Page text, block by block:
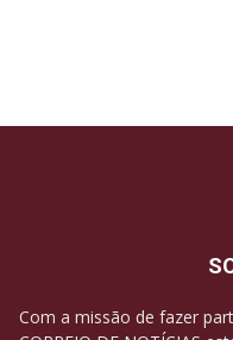
Com a missão de fazer